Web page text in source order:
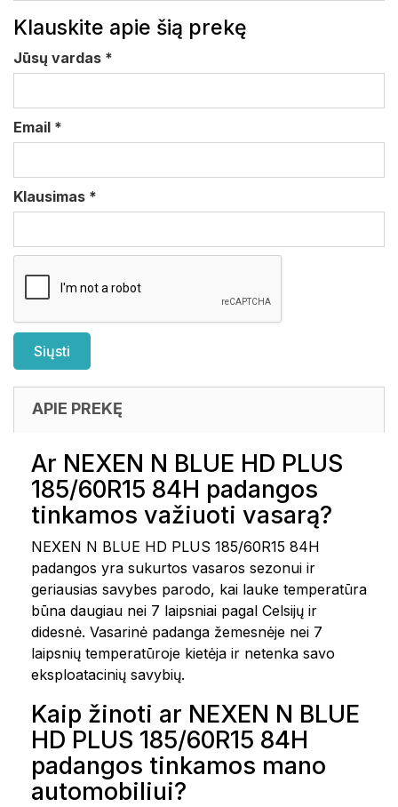
Klauskite apie šią prekę
Jūsų vardas *
Email *
Klausimas *
APIE PREKĘ
Ar NEXEN N BLUE HD PLUS
185/60R15 84H padangos
tinkamos važiuoti vasarą?
NEXEN N BLUE HD PLUS 185/60R15 84H
padangos yra sukurtos vasaros sezonui ir
geriausias savybes parodo, kai lauke temperatūra
būna daugiau nei 7 laipsniai pagal Celsijų ir
didesnė. Vasarinė padanga žemesnėje nei 7
laipsnių temperatūroje kietėja ir netenka savo
eksploatacinių savybių.
Kaip žinoti ar NEXEN N BLUE
HD PLUS 185/60R15 84H
padangos tinkamos mano
automobiliui?